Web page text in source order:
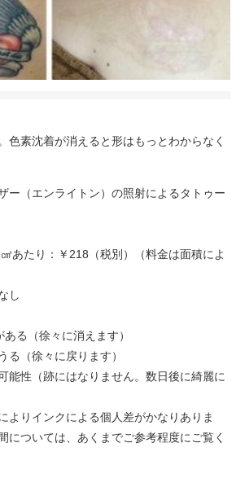
色素沈着が消えると形はもっとわからなく
ー（エンライトン）の照射によるタトゥー
あたり：￥218（税別）（料金は面積によ
し
ある（徐々に消えます）
る（徐々に戻ります）
能性（跡にはなりません。数日後に綺麗に
よりインクによる個人差がかなりありま
については、あくまでご参考程度にご覧く